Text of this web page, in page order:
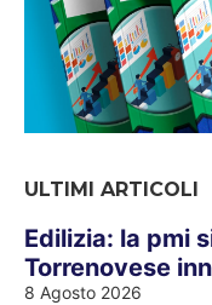
ULTIMI ARTICOLI
Edilizia: la pmi
Torrenovese
8 Agosto 2026